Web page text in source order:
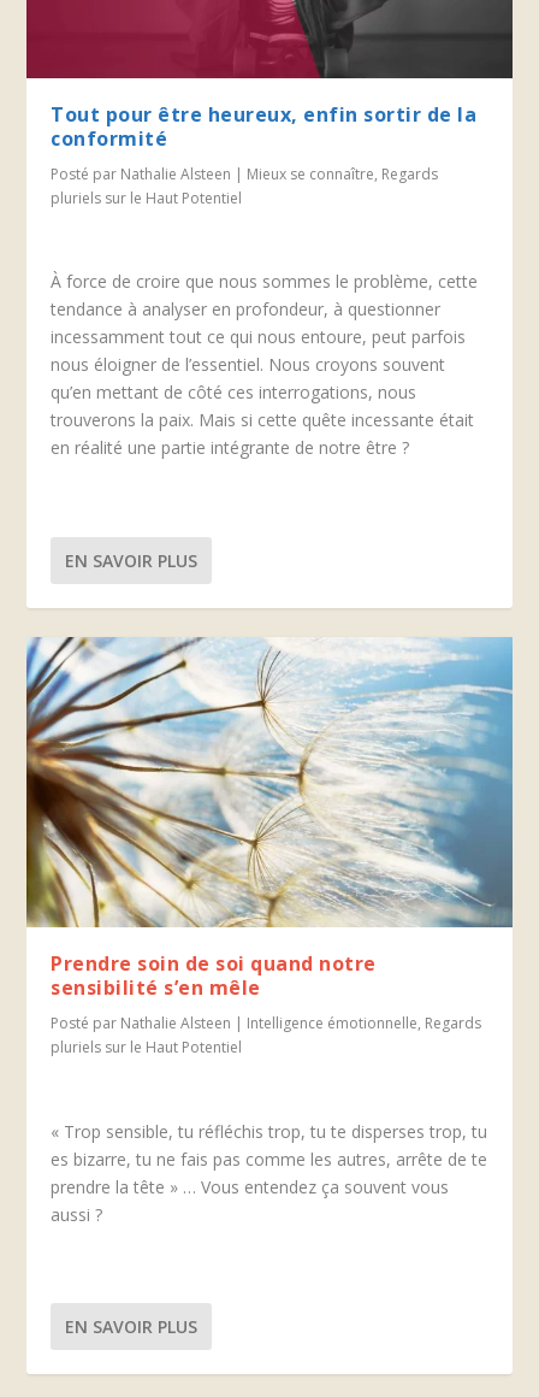
Tout pour être heureux, enfin sortir de la
conformité
Posté par Nathalie Alsteen | Mieux se connaître, Regards
pluriels sur le Haut Potentiel
À force de croire que nous sommes le problème, cette
tendance à analyser en profondeur, à questionner
incessamment tout ce qui nous entoure, peut parfois
nous éloigner de l’essentiel. Nous croyons souvent
qu’en mettant de côté ces interrogations, nous
trouverons la paix. Mais si cette quête incessante était
en réalité une partie intégrante de notre être ?
EN SAVOIR PLUS
Prendre soin de soi quand notre
sensibilité s’en mêle
Posté par Nathalie Alsteen | Intelligence émotionnelle, Regards
pluriels sur le Haut Potentiel
« Trop sensible, tu réfléchis trop, tu te disperses trop, tu
es bizarre, tu ne fais pas comme les autres, arrête de te
prendre la tête » … Vous entendez ça souvent vous
aussi ?
EN SAVOIR PLUS